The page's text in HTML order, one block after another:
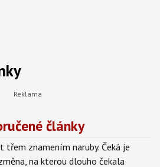
články
třem znamením naruby. Čeká je
na kterou dlouho čekala